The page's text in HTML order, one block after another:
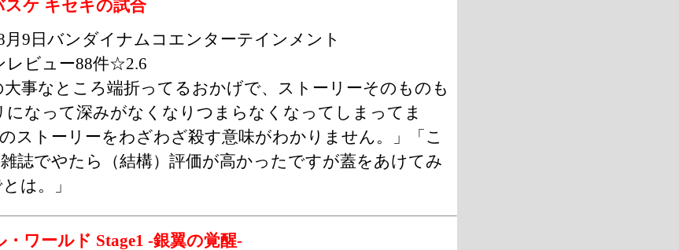
スケ キセキの試合
月9日バンダイナムコエンターテインメント
レビュー88件☆2.6
大事なところ端折ってるおかげで、ストーリーそのものも
になって深みがなくなりつまらなくなってしまってま
ストーリーをわざわざ殺す意味がわかりません。」「こ
誌でやたら（結構）評価が高かったですが蓋をあけてみ
は。」
・ワールド Stage1 -銀翼の覚醒-